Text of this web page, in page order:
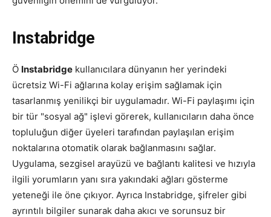
Instabridge
Ö Instabridge kullanıcılara dünyanın her yerindeki
ücretsiz Wi-Fi ağlarına kolay erişim sağlamak için
tasarlanmış yenilikçi bir uygulamadır. Wi-Fi paylaşımı için
bir tür "sosyal ağ" işlevi görerek, kullanıcıların daha önce
topluluğun diğer üyeleri tarafından paylaşılan erişim
noktalarına otomatik olarak bağlanmasını sağlar.
Uygulama, sezgisel arayüzü ve bağlantı kalitesi ve hızıyla
ilgili yorumların yanı sıra yakındaki ağları gösterme
yeteneği ile öne çıkıyor. Ayrıca Instabridge, şifreler gibi
ayrıntılı bilgiler sunarak daha akıcı ve sorunsuz bir